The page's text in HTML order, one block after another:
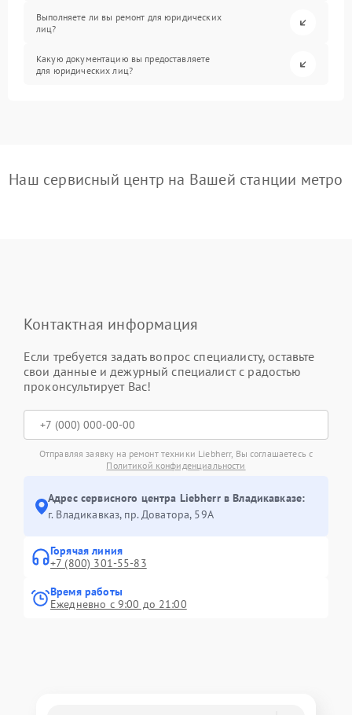
Выполняете ли вы ремонт для юридических
лиц?
Какую документацию вы предоставляете
для юридических лиц?
Наш сервисный центр на Вашей станции метро
Контактная информация
Если требуется задать вопрос специалисту, оставьте
свои данные и дежурный специалист с радостью
проконсультирует Вас!
Отправляя заявку на ремонт техники Liebherr, Вы соглашаетесь с
Политикой конфиденциальности
Адрес сервисного центра Liebherr в Владикавказе:
г. Владикавказ, пр. Доватора, 59А
Горячая линия
+7 (800) 301-55-83
Время работы
Ежедневно с 9:00 до 21:00